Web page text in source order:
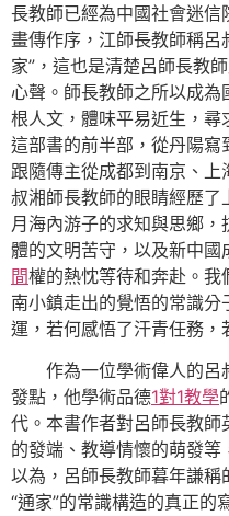
長教師已經為中國社會迷信
畫傳作序，江師長教師稱呂
家”，這也是清楚呂師長教
心聲。師長教師之所以成
根人文，體味平易近生，尋
這部書的前半部，從丹陽寫
跟隨傳主從成都到南京、
叔湘師長教師的眼睛經歷
月海內游子的求知與思鄉
體的文明苦守，以及新中
間權的熱忱等待和奔赴。我
南小鎮走出的覺悟的常識
運，若何感悟了汗青任務，
作為一位學術偉人的呂
發點，他學術品德1對1教學
代。本書作者對呂師長教
的發端、教導情懷的萌發
以為，呂師長教師暮年謙稱
“通家”的常識構造的真正的